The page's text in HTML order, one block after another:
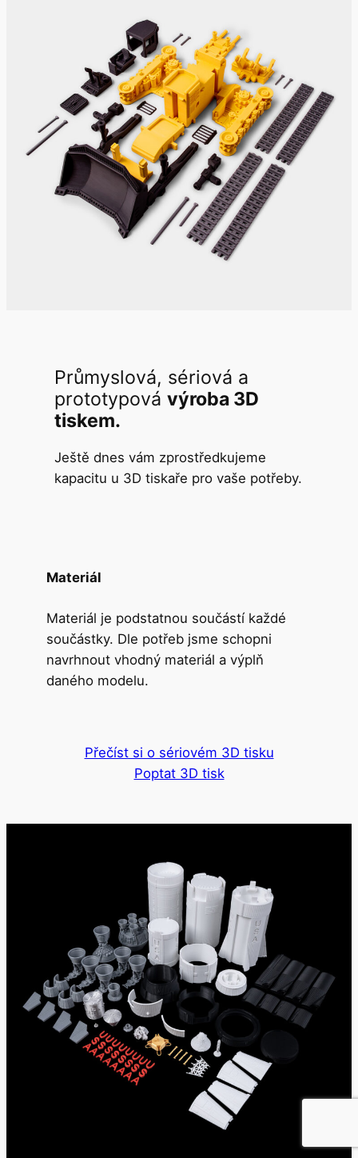
Průmyslová, sériová a
prototypová výroba 3D
tiskem.
Ještě dnes vám zprostředkujeme
kapacitu u 3D tiskaře pro vaše potřeby.
Materiál
Materiál je podstatnou součástí každé
součástky. Dle potřeb jsme schopni
navrhnout vhodný materiál a výplň
daného modelu.
Přečíst si o sériovém 3D tisku
Poptat 3D tisk